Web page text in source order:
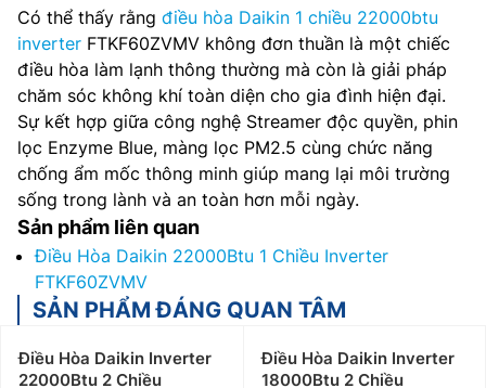
Có thể thấy rằng điều hòa Daikin 1 chiều 22000btu
inverter FTKF60ZVMV không đơn thuần là một chiếc
điều hòa làm lạnh thông thường mà còn là giải pháp
chăm sóc không khí toàn diện cho gia đình hiện đại.
Sự kết hợp giữa công nghệ Streamer độc quyền, phin
lọc Enzyme Blue, màng lọc PM2.5 cùng chức năng
chống ẩm mốc thông minh giúp mang lại môi trường
sống trong lành và an toàn hơn mỗi ngày.
Sản phẩm liên quan
Điều Hòa Daikin 22000Btu 1 Chiều Inverter
FTKF60ZVMV
SẢN PHẨM ĐÁNG QUAN TÂM
Điều Hòa Daikin Inverter
22000Btu 2 Chiều
Điều Hòa Daikin Inverter
18000Btu 2 Chiều